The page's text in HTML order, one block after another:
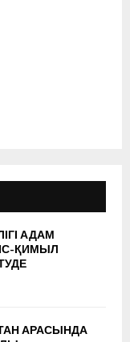
АДАМ
ҚИМЫЛ
АРАСЫНДА